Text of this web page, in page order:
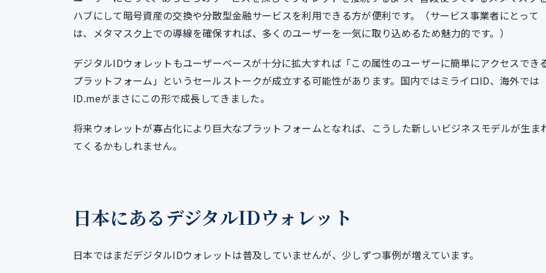
ハブにして暗号資産の交換や分散型金融サービスを利用できる方が便利です。（サービス事業者にとって
は、メタマスク上での導線を確保すれば、多くのユーザーを一気に取り込めるため魅力的です。）
デジタルIDウォレットもユーザーベースが十分に拡大すれば「この属性のユーザーに簡単にアクセスでき
プラットフォーム」というセールストークが成立する可能性があります。国内ではミライロID、海外では
ID.meがまさにこの形で成長してきました。
将来ウォレットが寡占化により巨大なプラットフォームとなれば、こうした新しいビジネスモデルが生ま
てくるかもしれません。
日本にあるデジタルIDウォレット
日本ではまだデジタルIDウォレットは普及していませんが、少しずつ事例が増えています。